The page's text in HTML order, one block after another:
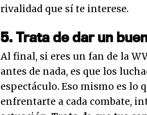
rivalidad que sí te interese.
5. Trata de dar un
Al final, si eres un fan de la
antes de nada, es que los
espectáculo. Eso mismo es lo
enfrentarte a cada combate,